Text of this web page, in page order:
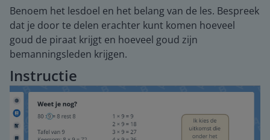
Benoem het lesdoel en het belang van de les. Bespreek
dat je door te delen erachter kunt komen hoeveel
goud de piraat krijgt en hoeveel goud zijn
bemanningsleden krijgen.
Instructie